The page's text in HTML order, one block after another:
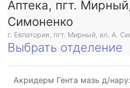
Аптека, пгт.
Симоненко
г. Евпатория, пгт. Мирный, ал. А.
Выбрать отделение
Акридерм Гента мазь д/